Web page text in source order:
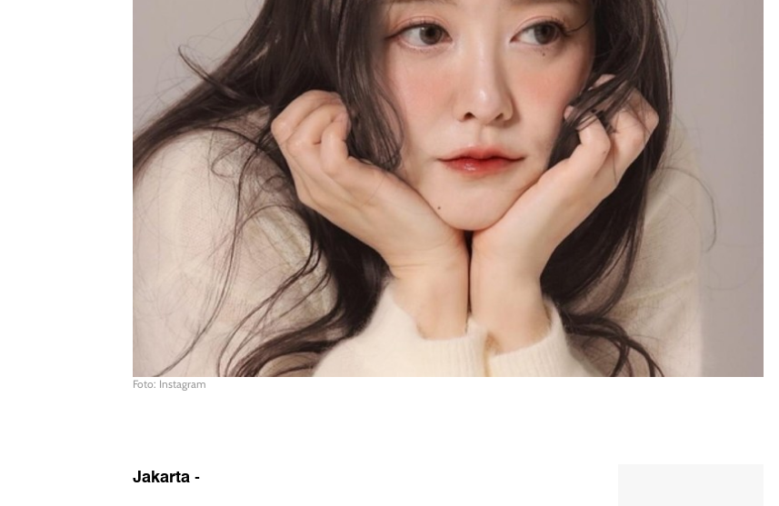
Foto: Instagram
Jakarta-